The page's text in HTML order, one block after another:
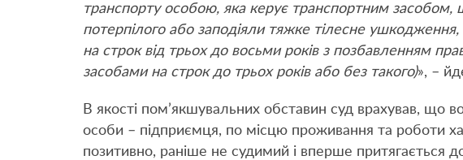
транспорту особою, яка керує транспортним
потерпілого або заподіяли тяжке тілесне
на строк від трьох до восьми років з позбавленням
засобами на строк до трьох років або без такого)», –
В якості пом’якшувальних обставин суд врахував, що
особи – підприємця, по місцю проживання та роботи
позитивно, раніше не судимий і вперше притягається до